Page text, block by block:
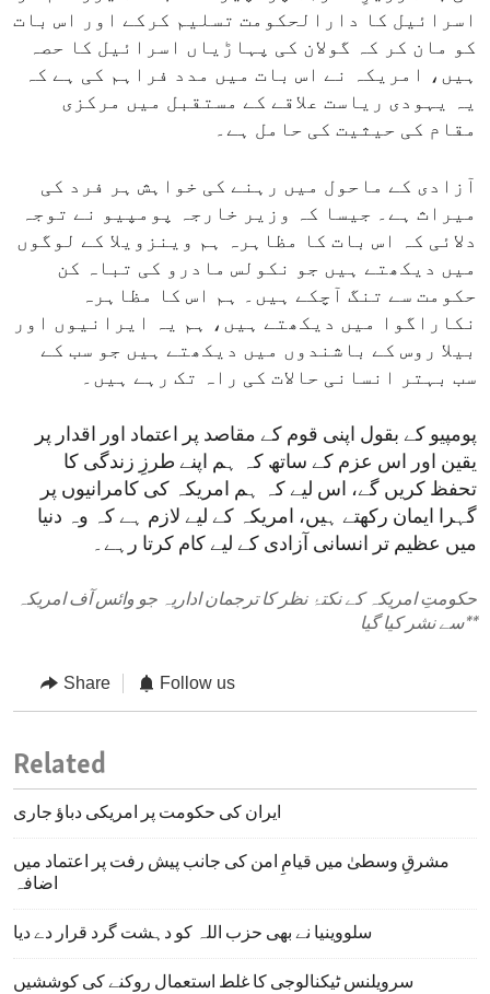
اسرائیل کا دارالحکومت تسلیم کرکے اور اس بات
کو مان کر کہ گولان کی پہاڑیاں اسرائیل کا حصہ
ہیں، امریکہ نے اس بات میں مدد فراہم کی ہے کہ
یہ یہودی ریاست علاقے کے مستقبل میں مرکزی
مقام کی حیثیت کی حامل ہے۔
آزادی کے ماحول میں رہنے کی خواہش ہر فرد کی
میراث ہے۔ جیسا کہ وزیر خارجہ پومپیو نے توجہ
دلائی کہ اس بات کا مظاہرہ ہم وینزویلا کے لوگوں
میں دیکھتے ہیں جو نکولس مادرو کی تباہ کن
حکومت سے تنگ آچکے ہیں۔ ہم اس کا مظاہرہ
نکاراگوا میں دیکھتے ہیں، ہم یہ ایرانیوں اور
بیلا روس کے باشندوں میں دیکھتے ہیں جو سب کے
سب بہتر انسانی حالات کی راہ تک رہے ہیں۔
پومپیو کے بقول اپنی قوم کے مقاصد پر اعتماد اور اقدار پر
یقین اور اس عزم کے ساتھ کہ ہم اپنے طرزِ زندگی کا
تحفظ کریں گے، اس لیے کہ ہم امریکہ کی کامرانیوں پر
گہرا ایمان رکھتے ہیں، امریکہ کے لیے لازم ہے کہ وہ دنیا
میں عظیم تر انسانی آزادی کے لیے کام کرتا رہے۔
حکومتِ امریکہ کے نکتۂ نظر کا ترجمان اداریہ جو وائس آف امریکہ
سے نشر کیا گیا**
Share Follow us
Related
ایران کی حکومت پر امریکی دباؤ جاری
مشرقِ وسطیٰ میں قیامِ امن کی جانب پیش رفت پر اعتماد میں
اضافہ
سلووینیا نے بھی حزب اللہ کو دہشت گرد قرار دے دیا
سرویلنس ٹیکنالوجی کا غلط استعمال روکنے کی کوششیں